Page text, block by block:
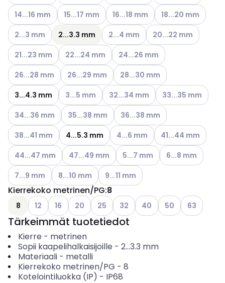
Katso käytettävissä olevat vaihtoehdot
14...16 mm Katso käytettävissä olevat vaihtoehdot
15...17 mm Katso käytettävissä olevat
16...18 mm Katso
18...20 mm
Katso käytettävissä olevat vaihtoehdot
2...3 mm 2...3.3 mm Katso käytettävissä olevat
2...4 mm Katso käytettävissä
20...22 mm
Katso käytettävissä olevat vaihtoehdot
21...23 mm Katso käytettävissä olevat vaihtoehdot
22...24 mm Katso käytettävissä olevat
24...26 mm
Katso käytettävissä olevat vaihtoehdot
26...28 mm Katso käytettävissä olevat vaihtoehdot
26...29 mm Katso käytettävissä olevat
28...30 mm
3...4.3 mm
Katso käytettävissä olevat vaihtoehdot
3...5 mm Katso käytettävissä olevat
32...34 mm Katso
33...35 mm
Katso käytettävissä olevat vaihtoehdot
34...36 mm Katso käytettävissä olevat vaihtoehdot
35...38 mm Katso käytettävissä olevat
36...38 mm
Katso käytettävissä olevat vaihtoehdot
38...41 mm 4...5.3 mm Katso käytettävissä olevat
4...6 mm Katso
41...44 mm
Katso käytettävissä olevat vaihtoehdot
44...47 mm Katso käytettävissä olevat vaihtoehdot
47...49 mm Katso käytettävissä olevat
5...7 mm Katso
6...8 mm
Katso käytettävissä olevat vaihtoehdot
7...9 mm Katso käytettävissä olevat vaihtoehdot
8...10 mm Katso käytettävissä olevat
9...11 mm
Kierrekoko metrinen/PG:8
8 Katso käytettävissä olevat vaihtoehdot
12 Katso käytettävissä olevat vaihtoehdot
16 Katso käytettävissä olevat vaihtoehdot
20 Katso käytettävissä olevat
25 Katso käytettävissä olevat
32 Katso käytettävissä
40 Katso
50 Katso
63
Tärkeimmät tuotetiedot
Kierre - metrinen
Sopii kaapelihalkaisijoille - 2...3.3 mm
Materiaali- metalli
Kierrekoko metrinen/PG - 8
Kotelointiluokka (IP) - IP68